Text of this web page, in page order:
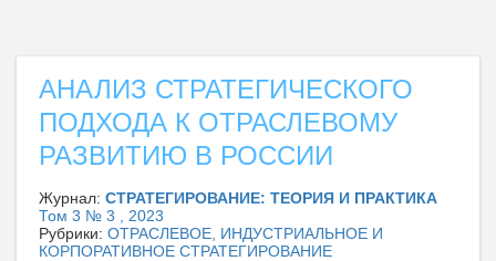
АНАЛИЗ СТРАТЕГИЧЕСКОГО
ПОДХОДА К ОТРАСЛЕВОМУ
РАЗВИТИЮ В РОССИИ
Журнал: CТРАТЕГИРОВАНИЕ: ТЕОРИЯ И ПРАКТИКА
Том 3 № 3 , 2023
Рубрики: ОТРАСЛЕВОЕ, ИНДУСТРИАЛЬНОЕ И
КОРПОРАТИВНОЕ СТРАТЕГИРОВАНИЕ